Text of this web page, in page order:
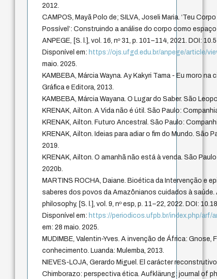
2012.
CAMPOS, Mayã Polo de; SILVA, Joseli Maria. ‘Teu
Possível’: Construindo a análise do corpo como
ANPEGE, [S. l.], vol. 16, nº 31, p. 101–114, 2021. DOI:
Disponível em: https://ojs.ufgd.edu.br/anpege/article/
maio. 2025.
KAMBEBA, Márcia Wayna. Ay Kakyri Tama - Eu moro na
Gráfica e Editora, 2013.
KAMBEBA, Márcia Wayana. O Lugar do Saber. São
KRENAK, Ailton. A Vida não é útil. São Paulo:
KRENAK, Ailton. Futuro Ancestral. São Paulo:
KRENAK, Ailton. Ideias para adiar o fim do Mundo. São
2019.
KRENAK, Ailton. O amanhã não está à venda. São
2020b.
MARTINS ROCHA, Daiane. Bioética da Intervenção e
saberes dos povos da Amazônianos cuidados à
philosophy, [S. l.], vol. 9, nº esp, p. 11–22, 2022. DOI:
Disponível em: https://periodicos.ufpb.br/index.php/arf/
em: 28 maio. 2025.
MUDIMBE, Valentin-Yves. A invenção de África: Gnose,
conhecimento. Luanda: Mulemba, 2013.
NIEVES-LOJA, Gerardo Miguel. El carácter
Chimborazo: perspectiva ética. Aufklärung: journal of